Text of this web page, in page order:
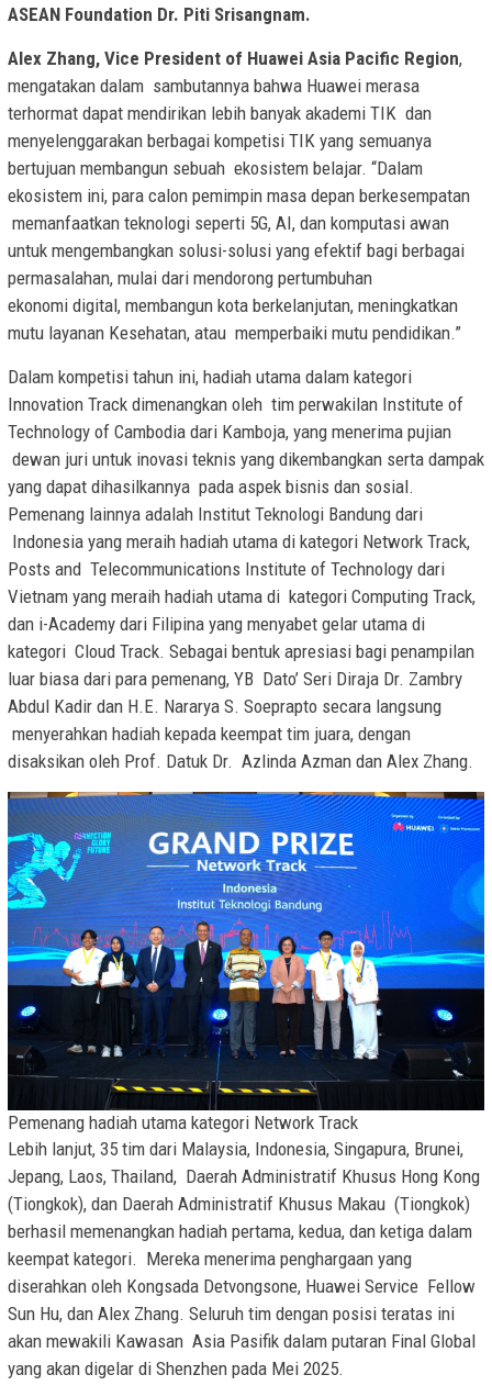
ASEAN Foundation Dr. Piti Srisangnam.
Alex Zhang, Vice President of Huawei Asia Pacific Region,
mengatakan dalam sambutannya bahwa Huawei merasa
terhormat dapat mendirikan lebih banyak akademi TIK dan
menyelenggarakan berbagai kompetisi TIK yang semuanya
bertujuan membangun sebuah ekosistem belajar. “Dalam
ekosistem ini, para calon pemimpin masa depan berkesempatan
memanfaatkan teknologi seperti 5G, AI, dan komputasi awan
untuk mengembangkan solusi-solusi yang efektif bagi berbagai
permasalahan, mulai dari mendorong pertumbuhan
ekonomi digital, membangun kota berkelanjutan, meningkatkan
mutu layanan Kesehatan, atau memperbaiki mutu pendidikan.”
Dalam kompetisi tahun ini, hadiah utama dalam kategori
Innovation Track dimenangkan oleh tim perwakilan Institute of
Technology of Cambodia dari Kamboja, yang menerima pujian
dewan juri untuk inovasi teknis yang dikembangkan serta dampak
yang dapat dihasilkannya pada aspek bisnis dan sosial.
Pemenang lainnya adalah Institut Teknologi Bandung dari
Indonesia yang meraih hadiah utama di kategori Network Track,
Posts and Telecommunications Institute of Technology dari
Vietnam yang meraih hadiah utama di kategori Computing Track,
dan i-Academy dari Filipina yang menyabet gelar utama di
kategori Cloud Track. Sebagai bentuk apresiasi bagi penampilan
luar biasa dari para pemenang, YB Dato’ Seri Diraja Dr. Zambry
Abdul Kadir dan H.E. Nararya S. Soeprapto secara langsung
menyerahkan hadiah kepada keempat tim juara, dengan
disaksikan oleh Prof. Datuk Dr. Azlinda Azman dan Alex Zhang.
Pemenang hadiah utama kategori Network Track
Lebih lanjut, 35 tim dari Malaysia, Indonesia, Singapura, Brunei,
Jepang, Laos, Thailand, Daerah Administratif Khusus Hong Kong
(Tiongkok), dan Daerah Administratif Khusus Makau (Tiongkok)
berhasil memenangkan hadiah pertama, kedua, dan ketiga dalam
keempat kategori. Mereka menerima penghargaan yang
diserahkan oleh Kongsada Detvongsone, Huawei Service Fellow
Sun Hu, dan Alex Zhang. Seluruh tim dengan posisi teratas ini
akan mewakili Kawasan Asia Pasifik dalam putaran Final Global
yang akan digelar di Shenzhen pada Mei 2025.